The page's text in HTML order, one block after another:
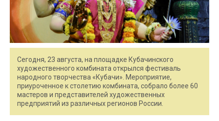
Сегодня, 23 августа, на площадке Кубачинского
художественного комбината открылся фестиваль
народного творчества «Кубачи». Мероприятие,
приуроченное к столетию комбината, собрало более 60
мастеров и представителей художественных
предприятий из различных регионов России.